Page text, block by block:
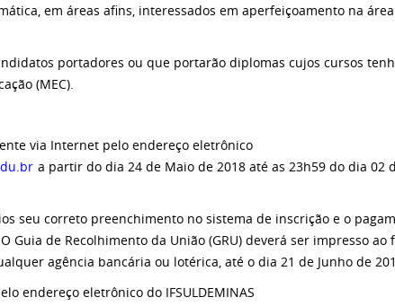
em áreas afins, interessados em aperfeiçoamento na
portadores ou que portarão diplomas cujos cursos
(MEC).
via Internet pelo endereço eletrônico
a partir do dia 24 de Maio de 2018 até as 23h59 do dia 02
seu correto preenchimento no sistema de inscrição e o
Guia de Recolhimento da União (GRU) deverá ser impresso ao
agência bancária ou lotérica, até o dia 21 de Junho de
endereço eletrônico do IFSULDEMINAS